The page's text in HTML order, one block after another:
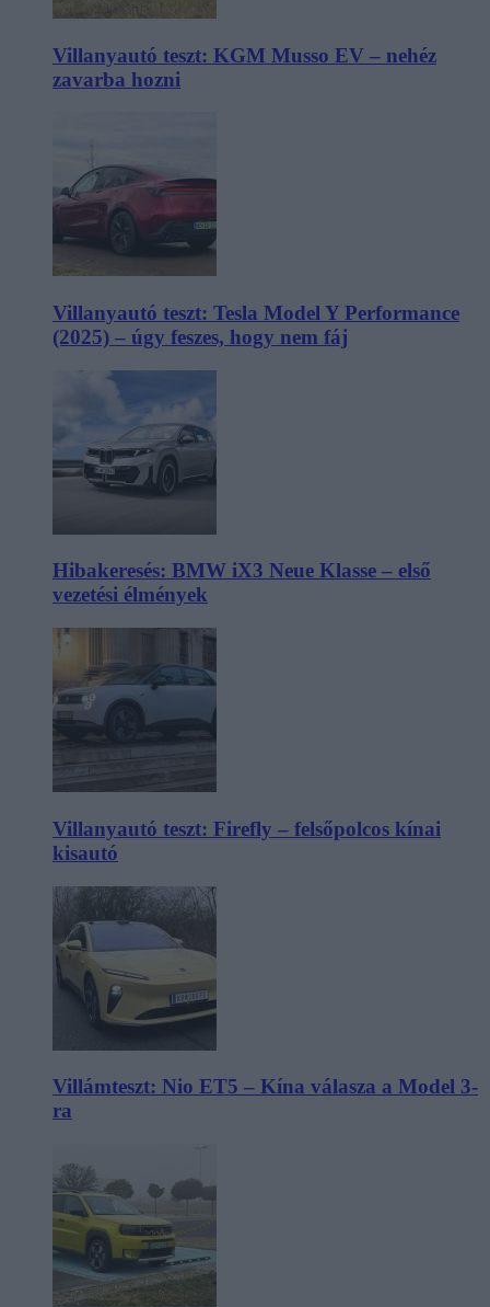
Villanyautó teszt: KGM Musso EV – nehéz
zavarba hozni
Villanyautó teszt: Tesla Model Y Performance
(2025) – úgy feszes, hogy nem fáj
Hibakeresés: BMW iX3 Neue Klasse – első
vezetési élmények
Villanyautó teszt: Firefly – felsőpolcos kínai
kisautó
Villámteszt: Nio ET5 – Kína válasza a Model 3-
ra